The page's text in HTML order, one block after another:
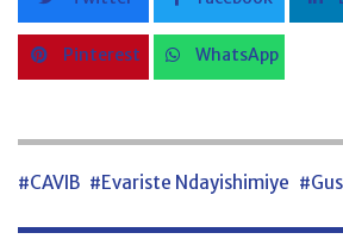
Pinterest WhatsApp
#CAVIB #Evariste Ndayishimiye